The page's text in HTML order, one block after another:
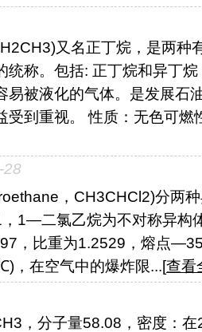
又名正丁烷，是两种
统称。包括: 正丁烷和异丁
易被液化的气体。是发展石
受到重视。 性质：无色可燃
28
，CH3CHCl2)分两
1—二氯乙烷为不对称异构
，比重为1.2529，熔点
，在空气中的爆炸限...[查看
，分子量58.08，密度：